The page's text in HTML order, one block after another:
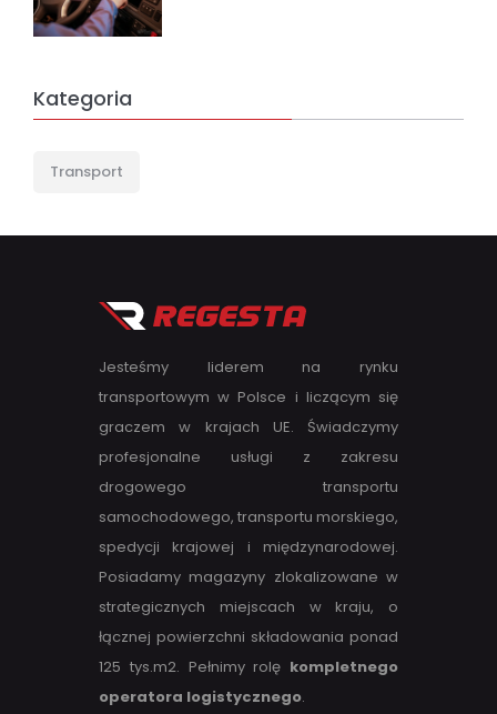
Kategoria
Transport
Jesteśmy liderem na rynku
transportowym w Polsce i liczącym się
graczem w krajach UE. Świadczymy
profesjonalne usługi z zakresu
drogowego transportu
samochodowego, transportu morskiego,
spedycji krajowej i międzynarodowej.
Posiadamy magazyny zlokalizowane w
strategicznych miejscach w kraju, o
łącznej powierzchni składowania ponad
125 tys.m2. Pełnimy rolę kompletnego
operatora logistycznego.